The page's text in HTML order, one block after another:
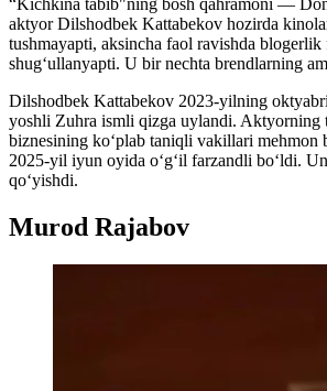
“Kichkina tabib"ning bosh qahramoni —
aktyor Dilshodbek Kattabekov hozirda
tushmayapti, aksincha faol ravishda
shug‘ullanyapti. U bir nechta brendlarning
Dilshodbek Kattabekov 2023-yilning
yoshli Zuhra ismli qizga uylandi. Aktyorning
biznesining ko‘plab taniqli vakillari mehmon
2025-yil iyun oyida o‘g‘il farzandli bo‘ldi.
qo‘yishdi.
Murod Rajabov